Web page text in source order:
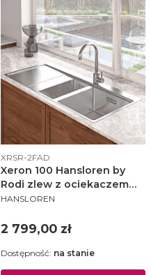
Kod produktu
XRSR-2FAD
Xeron 100 Hansloren by
Rodi zlew z ociekaczem
1000x520 KA prawy stal
2FAD
PRODUCENT
HANSLOREN
Cena
2 799,00 zł
Dostępność: na stanie